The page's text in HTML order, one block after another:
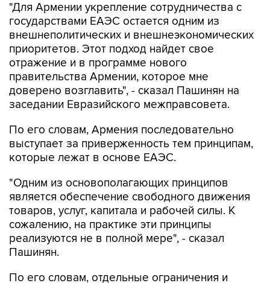
"Для Армении укрепление сотрудничества с
государствами ЕАЭС остается одним из
внешнеполитических и внешнеэкономических
приоритетов. Этот подход найдет свое
отражение и в программе нового
правительства Армении, которое мне
доверено возглавить", - сказал Пашинян на
заседании Евразийского межправсовета.
По его словам, Армения последовательно
выступает за приверженность тем принципам,
которые лежат в основе ЕАЭС.
"Одним из основополагающих принципов
является обеспечение свободного движения
товаров, услуг, капитала и рабочей силы. К
сожалению, на практике эти принципы
реализуются не в полной мере", - сказал
Пашинян.
По его словам, отдельные ограничения и